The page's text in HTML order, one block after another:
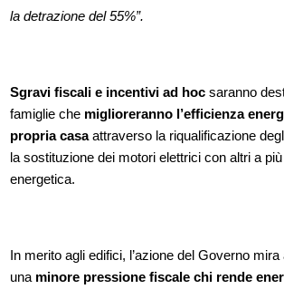
la detrazione del 55%”.
Sgravi fiscali e incentivi ad hoc saranno
famiglie che miglioreranno l’efficienza
propria casaattraverso la riqualificazione
la sostituzione dei motori elettrici con altri a
energetica.
In merito agli edifici, l’azione del Governo
una minore pressione fiscale chi rende